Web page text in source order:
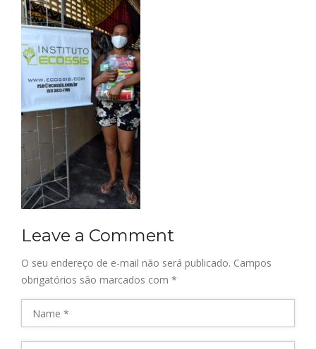
Leave a Comment
O seu endereço de e-mail não será publicado. Campos
obrigatórios são marcados com *